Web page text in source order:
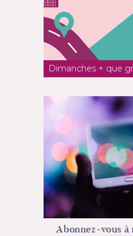
Dimanches + que
Abonnez-vous à